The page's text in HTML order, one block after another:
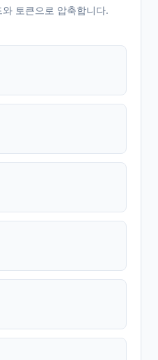
토큰으로 압축합니다.